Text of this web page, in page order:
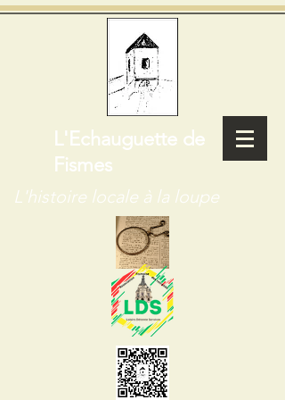
L'Echauguette de
Fismes
L'histoire locale à la loupe